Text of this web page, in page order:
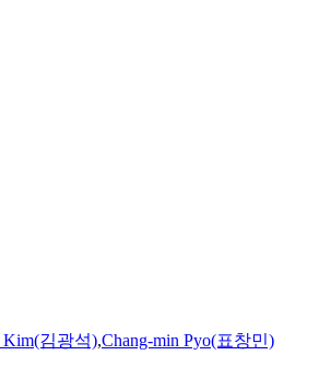
Kim(김광석),Chang-min Pyo(표창민)